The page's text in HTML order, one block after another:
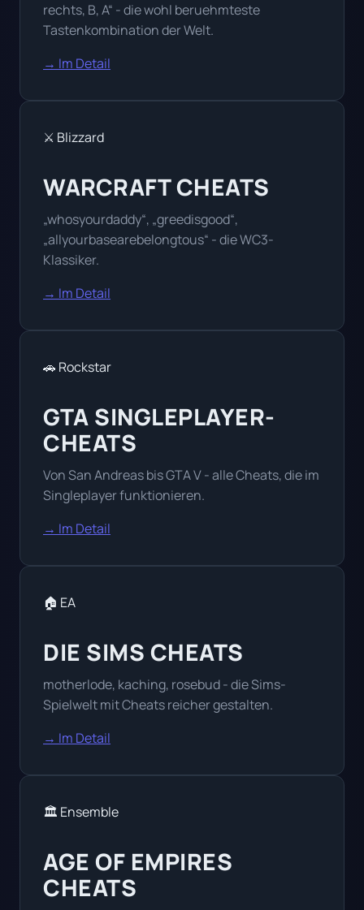
rechts, B, A“ - die wohl beruehmteste
Tastenkombination der Welt.
→ Im Detail
⚔️ Blizzard
WARCRAFT CHEATS
„whosyourdaddy“, „greedisgood“,
„allyourbasearebelongtous“ - die WC3-
Klassiker.
→ Im Detail
🚗 Rockstar
GTA SINGLEPLAYER-
CHEATS
Von San Andreas bis GTA V - alle Cheats, die im
Singleplayer funktionieren.
→ Im Detail
🏠 EA
DIE SIMS CHEATS
motherlode, kaching, rosebud - die Sims-
Spielwelt mit Cheats reicher gestalten.
→ Im Detail
🏛️ Ensemble
AGE OF EMPIRES
CHEATS